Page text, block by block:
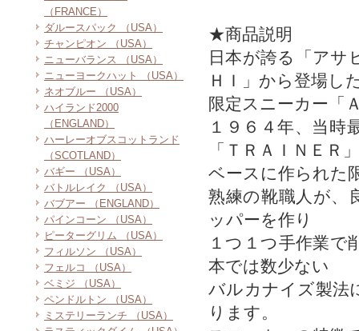
（FRANCE）
ダルースパック （USA）
チャンピオン （USA）
ニューバランス （USA）
ニューヨークハット （USA）
ネオブルー （USA）
ハイランド2000
（ENGLAND）
ハーレーオブスコットランド
（SCOTLAND）
バギー （USA）
バトルレイク （USA）
バブアー （ENGLAND）
パインコーン （USA）
ピーターグリム （USA）
フィルソン （USA）
フェルコ （USA）
ベミジ （USA）
ペンドルトン （USA）
ミステリーランチ （USA）
★商品説明
日本が誇る「アサ
ＨＩ」から登場し
限定スニーカー「
１９６４年、当時
「ＴＲＡＩＮＥＲ
ベースに作られた
熟練の靴職人が、
ッパーを作り
１つ１つ手作業で
本では数少ない
バルカナイズ製法
ります。